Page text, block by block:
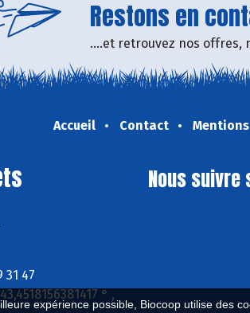
expérience possible, Biocoop utilise des
Restons en
....et retrouvez nos offres,
Accueil Contact
31 47
43,4518156381417 ° ,
Nous suivre